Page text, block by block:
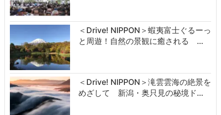
＜Drive! NIPPON＞蝦夷富士ぐるーっ
と周遊！自然の景観に癒される …
＜Drive! NIPPON＞滝雲雲海の絶景を
めざして 新潟・奥只見の秘境ド…